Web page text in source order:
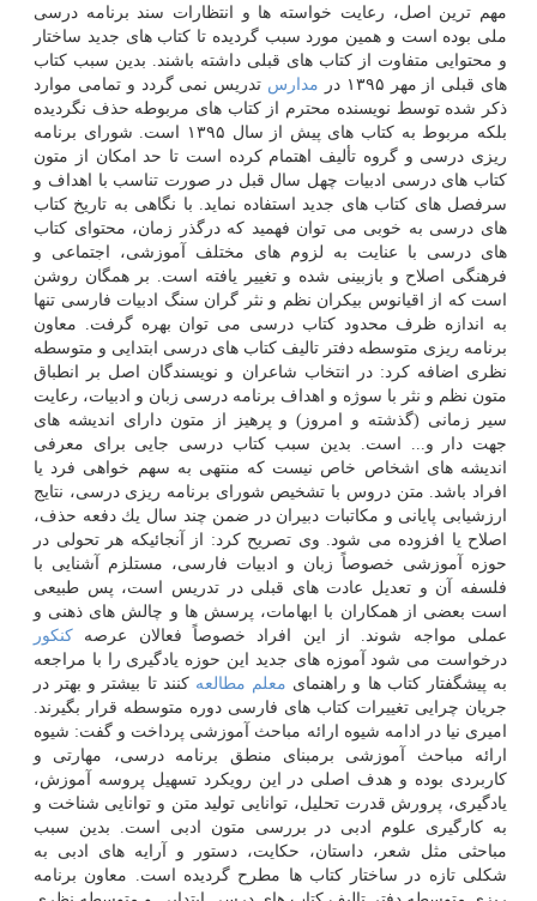
مهم ترین اصل، رعایت خواسته ها و انتظارات سند برنامه درسی
ملی بوده است و همین مورد سبب گردیده تا كتاب های جدید ساختار
و محتوایی متفاوت از كتاب های قبلی داشته باشند. بدین سبب كتاب
های قبلی از مهر ۱۳۹۵ در
مدارس تدریس نمی گردد و تمامی موارد
ذكر شده توسط نویسنده محترم از كتاب های مربوطه حذف نگردیده
بلكه مربوط به كتاب های پیش از سال ۱۳۹۵ است. شورای برنامه
ریزی درسی و گروه تألیف اهتمام كرده است تا حد امكان از متون
كتاب های درسی ادبیات چهل سال قبل در صورت تناسب با اهداف و
سرفصل های كتاب های جدید استفاده نماید. با نگاهی به تاریخ كتاب
های درسی به خوبی می توان فهمید كه درگذر زمان، محتوای كتاب
های درسی با عنایت به لزوم های مختلف آموزشی، اجتماعی و
فرهنگی اصلاح و بازبینی شده و تغییر یافته است. بر همگان روشن
است كه از اقیانوس بیكران نظم و نثر گران سنگ ادبیات فارسی تنها
به اندازه ظرف محدود كتاب درسی می توان بهره گرفت. معاون
برنامه ریزی متوسطه دفتر تالیف كتاب های درسی ابتدایی و متوسطه
نظری اضافه كرد: در انتخاب شاعران و نویسندگان اصل بر انطباق
متون نظم و نثر با سوژه و اهداف برنامه درسی زبان و ادبیات، رعایت
سیر زمانی (گذشته و امروز) و پرهیز از متون دارای اندیشه های
جهت دار و... است. بدین سبب كتاب درسی جایی برای معرفی
اندیشه های اشخاص خاص نیست كه منتهی به سهم خواهی فرد یا
افراد باشد. متن دروس با تشخیص شورای برنامه ریزی درسی، نتایج
ارزشیابی پایانی و مكاتبات دبیران در ضمن چند سال یك دفعه حذف،
اصلاح یا افزوده می شود. وی تصریح كرد: از آنجائیكه هر تحولی در
حوزه آموزشی خصوصاً زبان و ادبیات فارسی، مستلزم آشنایی با
فلسفه آن و تعدیل عادت های قبلی در تدریس است، پس طبیعی
است بعضی از همكاران با ابهامات، پرسش ها و چالش های ذهنی و
عملی مواجه شوند. از این افراد خصوصاً فعالان عرصه كنكور
درخواست می شود آموزه های جدید این حوزه یادگیری را با مراجعه
به پیشگفتار كتاب ها و راهنمای معلم مطالعه كنند تا بیشتر و بهتر در
جریان چرایی تغییرات كتاب های فارسی دوره متوسطه قرار بگیرند.
امیری نیا در ادامه شیوه ارائه مباحث آموزشی پرداخت و گفت: شیوه
ارائه مباحث آموزشی برمبنای منطق برنامه درسی، مهارتی و
كاربردی بوده و هدف اصلی در این رویكرد تسهیل پروسه آموزش،
یادگیری، پرورش قدرت تحلیل، توانایی تولید متن و توانایی شناخت و
به كارگیری علوم ادبی در بررسی متون ادبی است. بدین سبب
مباحثی مثل شعر، داستان، حكایت، دستور و آرایه های ادبی به
شكلی تازه در ساختار كتاب ها مطرح گردیده است. معاون برنامه